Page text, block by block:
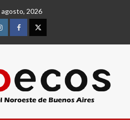
agosto, 2026
FacebookTwitter